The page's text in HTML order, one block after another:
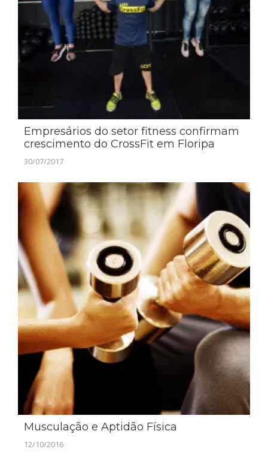
Empresários do setor fitness confirmam
crescimento do CrossFit em Floripa
30/07/2017
Musculação e Aptidão Física
12/10/2016